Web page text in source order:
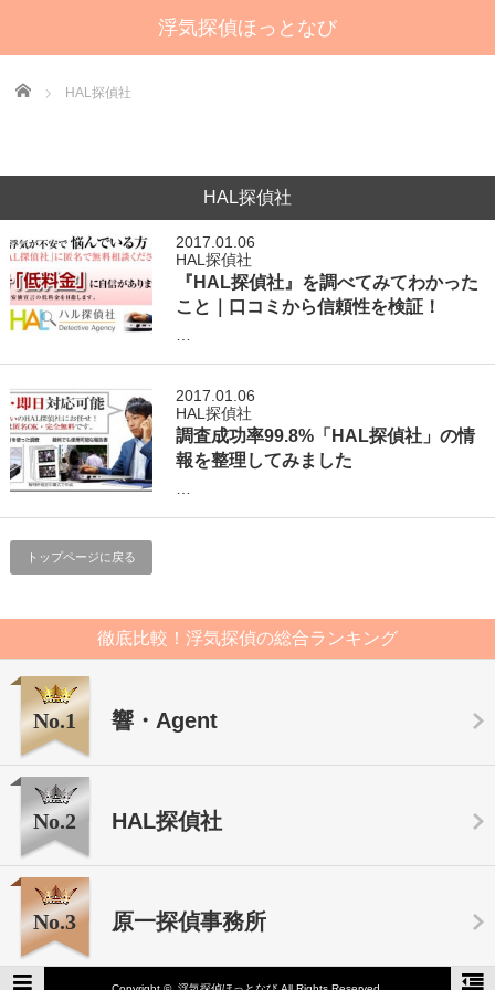
浮気探偵ほっとなび
Home HAL探偵社
HAL探偵社
2017.01.06
HAL探偵社
『HAL探偵社』を調べてみてわかった
こと｜口コミから信頼性を検証！
2017.01.06
HAL探偵社
調査成功率99.8%「HAL探偵社」の情
報を整理してみました
トップページに戻る
徹底比較！浮気探偵の総合ランキング
No.1 響・Agent
No.2 HAL探偵社
No.3 原一探偵事務所